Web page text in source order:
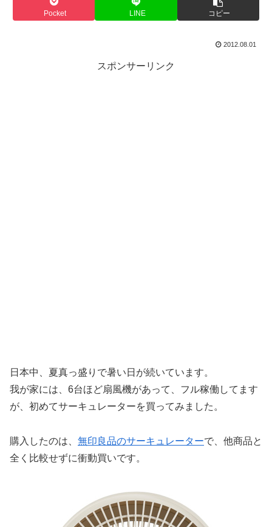
Pocket LINE コピー
2012.08.01
スポンサーリンク
日本中、夏真っ盛りで暑い日が続いています。
我が家には、6台ほど扇風機があって、フル稼働してます
が、初めてサーキュレーターを買ってみました。
購入したのは、 無印良品のサーキュレーターで、他商品と
全く比較せずに衝動買いです。